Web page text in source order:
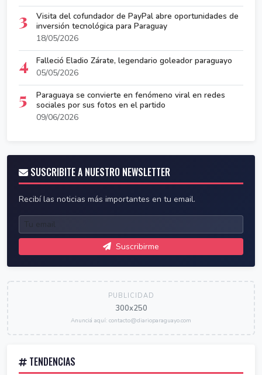
3
Visita del cofundador de PayPal abre oportunidades de
inversión tecnológica para Paraguay
18/05/2026
4
Falleció Eladio Zárate, legendario goleador paraguayo
05/05/2026
5
Paraguaya se convierte en fenómeno viral en redes
sociales por sus fotos en el partido
09/06/2026
SUSCRIBITE A NUESTRO NEWSLETTER
Recibí las noticias más importantes en tu email.
Suscribirme
PUBLICIDAD
300x250
Anunciá aquí: contacto@diarioparaguayo.com
TENDENCIAS